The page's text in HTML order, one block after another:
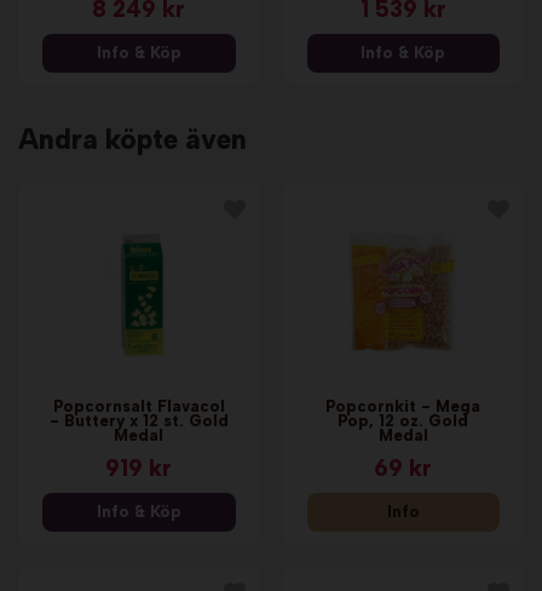
8 249 kr
Info & Köp
1 539 kr
Info & Köp
Andra köpte även
Popcornsalt Flavacol
- Buttery x 12 st. Gold
Medal
919 kr
Info & Köp
Popcornkit - Mega
Pop, 12 oz. Gold
Medal
69 kr
Info